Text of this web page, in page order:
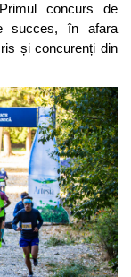
concurs de
succes, în afara
și concurenți din